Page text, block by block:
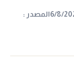
التقرير اليومي للذهب محليا من جولد بيليون6/8/2026المصدر :